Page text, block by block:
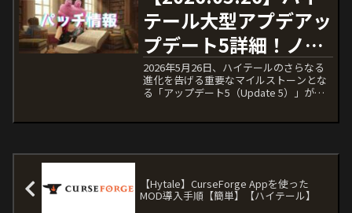
テール大型アプデアッ
プデート5詳細！ノン
コーディング開発ツー
ルやサーバーブラウ
ザ、Discord連携など
2026年5月26日、ハイテールのさらなる
進化を告げる重要なマイルストーンとな
る「アップデート5（Update 5）」が正
【Hytale】CurseForge Appを使った
MOD導入手順【簡単】【ハイテール】